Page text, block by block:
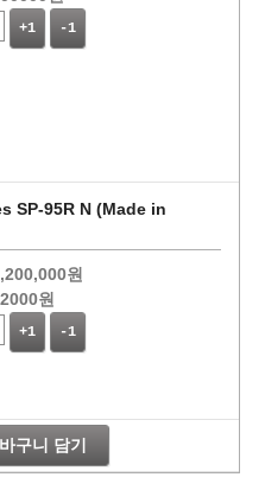
+1 -1
SP-95R N (Made in
원
원
+1 -1
구니 담기